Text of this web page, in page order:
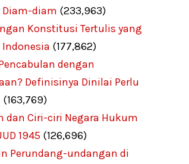
Diam-diam (233,963)
Konstitusi Tertulis yang
(177,862)
dengan
Definisinya Dinilai Perlu
(163,769)
dan Ciri-ciri Negara Hukum
1945 (126,696)
Perundang-undangan di